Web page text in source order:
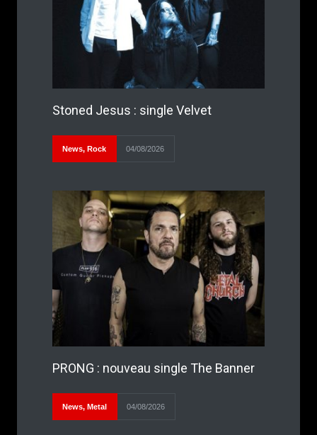
Stoned Jesus : single Velvet
News, Rock 04/08/2026
PRONG : nouveau single The Banner
News, Metal 04/08/2026